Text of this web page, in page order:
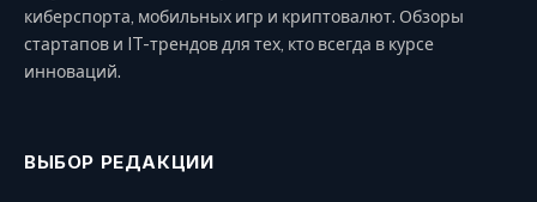
киберспорта, мобильных игр и криптовалют. Обзоры
стартапов и IT-трендов для тех, кто всегда в курсе
инноваций.
ВЫБОР РЕДАКЦИИ